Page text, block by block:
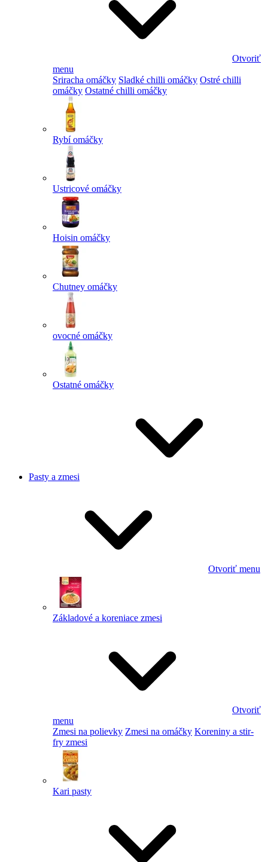
Otvoriť
menu
Sriracha omáčky Sladké chilli omáčky Ostré chilli
omáčky Ostatné chilli omáčky
Rybí omáčky
Ustricové omáčky
Hoisin omáčky
Chutney omáčky
ovocné omáčky
Ostatné omáčky
Pasty a zmesi
Otvoriť menu
Základové a koreniace zmesi
Otvoriť
menu
Zmesi na polievky Zmesi na omáčky Koreniny a stir-
fry zmesi
Kari pasty